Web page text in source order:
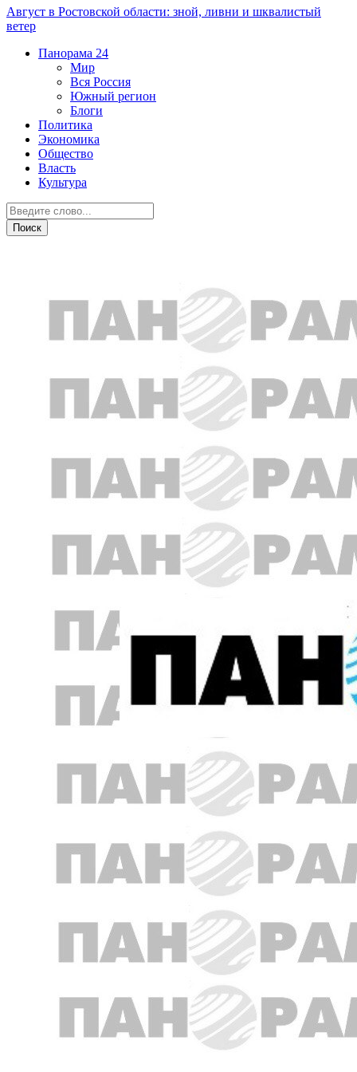
Август в Ростовской области: зной, ливни и шквалистый
ветер
Панорама 24
Мир
Вся Россия
Южный регион
Блоги
Политика
Экономика
Общество
Власть
Культура